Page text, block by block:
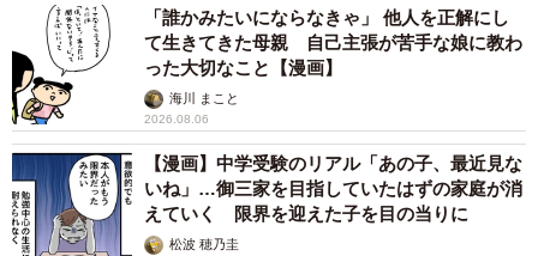
「誰かみたいにならなきゃ」 他人を正解にし
て生きてきた母親 自己主張が苦手な娘に教わ
った大切なこと【漫画】
海川 まこと
2026.08.06
【漫画】中学受験のリアル「あの子、最近見な
いね」…御三家を目指していたはずの家庭が消
えていく 限界を迎えた子を目の当りに
松波 穂乃圭